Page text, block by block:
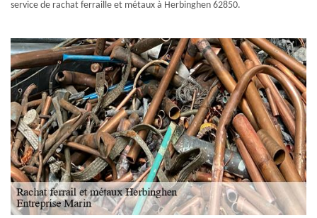
service de rachat ferraille et métaux à Herbinghen 62850.